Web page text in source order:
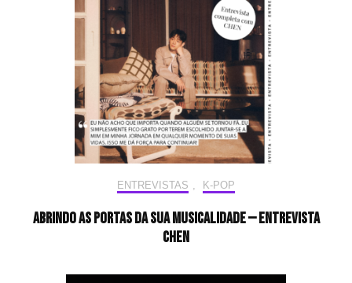
ENTREVISTAS , K-POP
Abrindo as portas da sua musicalidade — Entrevista
CHEN